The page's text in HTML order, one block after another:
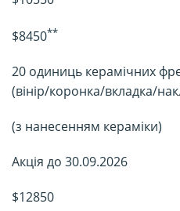
$8450**
20 одиниць керамічних
(вінір/коронка/вкладка/
(з нанесенням кераміки)
Акція до 30.09.2026
$12850